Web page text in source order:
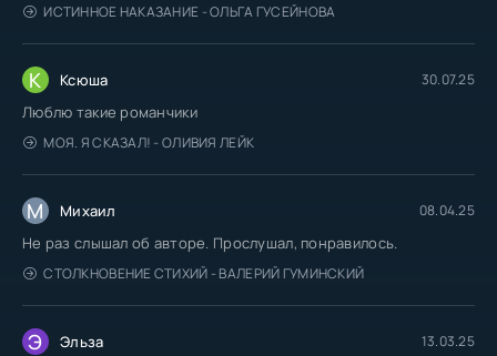
ИСТИННОЕ НАКАЗАНИЕ - ОЛЬГА ГУСЕЙНОВА
К Ксюша 30.07.25
Люблю такие романчики
МОЯ. Я СКАЗАЛ! - ОЛИВИЯ ЛЕЙК
М Михаил 08.04.25
Не раз слышал об авторе. Прослушал, понравилось.
СТОЛКНОВЕНИЕ СТИХИЙ - ВАЛЕРИЙ ГУМИНСКИЙ
Э Эльза 13.03.25